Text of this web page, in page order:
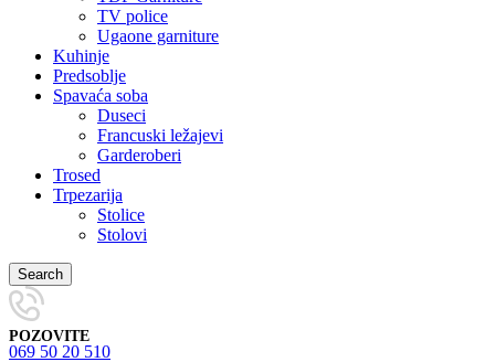
TV police
Ugaone garniture
Kuhinje
Predsoblje
Spavaća soba
Duseci
Francuski ležajevi
Garderoberi
Trosed
Trpezarija
Stolice
Stolovi
Search
POZOVITE
069 50 20 510